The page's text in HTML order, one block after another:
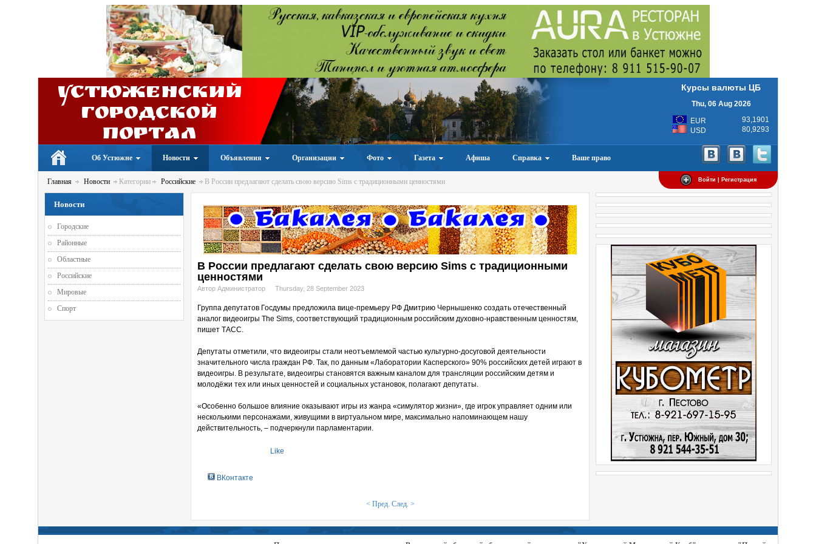
Устюженский
Городской
портал
Курсы валюты ЦБ
Thu, 06 Aug 2026
EUR
93,1901
USD
80,9293
Об Устюжне Новости Объявления Организации Фото Газета Афиша Справка Ваше право
Войти | Регистрация
Главная Новости Категории Российские В России предлагают сделать свою версию Sims с традиционными ценностями
В России предлагают сделать свою версию Sims с традиционными
ценностями
Автор Администратор Thursday, 28 September 2023
Группа депутатов Госдумы предложила вице-премьеру РФ Дмитрию Чернышенко создать отечественный
аналог видеоигры The Sims, соответствующий традиционным российским духовно-нравственным ценностям,
пишет ТАСС.
Депутаты отметили, что видеоигры стали неотъемлемой частью культурно-досуговой деятельности
значительного числа граждан РФ. Так, по данным «Лаборатории Касперского» 90% российских детей играют в
видеоигры. В результате, видеоигры становятся важным каналом для трансляции российским детям и
молодёжи тех или иных ценностей и социальных установок, полагают депутаты.
«Особенно большое влияние оказывают игры из жанра «симулятор жизни», где игрок управляет одним или
несколькими персонажами, живущими в виртуальном мире, максимально напоминающем нашу
действительность, – подчеркнули парламентарии.
Like
ВКонтакте
< Пред. След. >
Новости
Городские
Районные
Областные
Российские
Мировые
Спорт